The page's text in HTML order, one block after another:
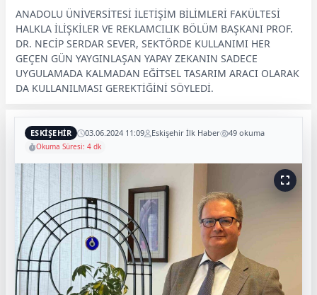
ANADOLU ÜNİVERSİTESİ İLETİŞİM BİLİMLERİ FAKÜLTESİ
HALKLA İLİŞKİLER VE REKLAMCILIK BÖLÜM BAŞKANI PROF.
DR. NECİP SERDAR SEVER, SEKTÖRDE KULLANIMI HER
GEÇEN GÜN YAYGINLAŞAN YAPAY ZEKANIN SADECE
UYGULAMADA KALMADAN EĞİTSEL TASARIM ARACI OLARAK
DA KULLANILMASI GEREKTİĞİNİ SÖYLEDİ.
ESKİŞEHİR 03.06.2024 11:09 Eskişehir İlk Haber 49 okuma
Okuma Süresi: 4 dk